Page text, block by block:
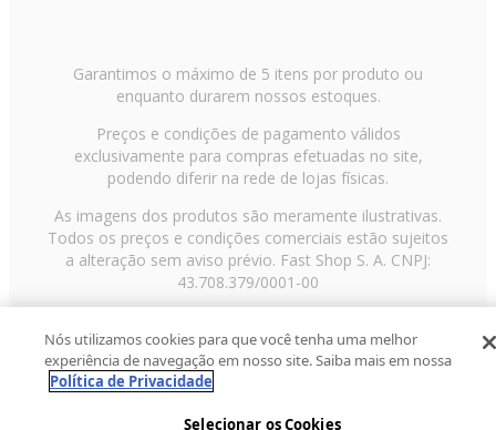
Garantimos o máximo de 5 itens por produto ou
enquanto durarem nossos estoques.
Preços e condições de pagamento válidos
exclusivamente para compras efetuadas no site,
podendo diferir na rede de lojas físicas.
As imagens dos produtos são meramente ilustrativas.
Todos os preços e condições comerciais estão sujeitos
a alteração sem aviso prévio. Fast Shop S. A. CNPJ:
43.708.379/0001-00
Paulo/SP, CEP 02029-001, Telefone: 11 3003-3728 ©
2013 Fast Shop - Todos os direitos reservadosRF
Nós utilizamos cookies para que você tenha uma melhor
experiência de navegação em nosso site. Saiba mais em nossa
Política de Privacidade
Selecionar os Cookies